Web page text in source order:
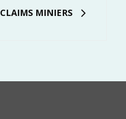
CLAIMS MINIERS